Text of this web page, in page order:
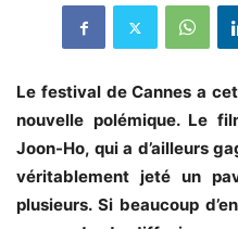
Le festival de Cannes a
nouvelle polémique. Le
Joon-Ho, qui a d’ailleurs
véritablement jeté un
plusieurs. Si beaucoup